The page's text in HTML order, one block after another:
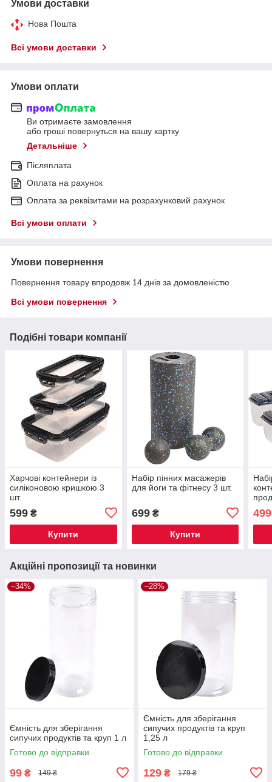
Умови доставки
Нова Пошта
Всі умови доставки
Умови оплати
Ви отримаєте замовлення
або гроші повернуться на вашу картку
Детальніше
Післяплата
Оплата на рахунок
Оплата за реквізитами на розрахунковий рахунок
Всі умови оплати
Умови повернення
Повернення товару впродовж 14 днів за домовленістю
Всі умови повернення
Подібні товари компанії
Харчові контейнери із
силіконовою кришкою 3
шт.
599 ₴
Купити
Набір пінних масажерів
для йоги та фітнесу 3 шт.
699₴
Купити
499
Акційні пропозиції та новинки
–34%
Ємність для зберігання
сипучих продуктів та круп 1 л
Готово до відправки
99 ₴ 149 ₴
–28%
Ємність для зберігання
сипучих продуктів та круп
1,25 л
Готово до відправки
129 ₴ 179 ₴